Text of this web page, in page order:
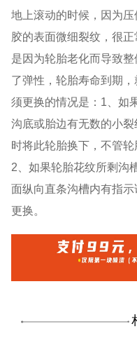
地上滚动的时候，因为
胶的表面微细裂纹，很
是因为轮胎老化而导致
了弹性，轮胎寿命到期
须更换的情况是：1、如
沟底或胎边有无数的小
时将此轮胎换下，不管轮
2、如果轮胎花纹所剩沟
面纵向直条沟槽内有指
更换。